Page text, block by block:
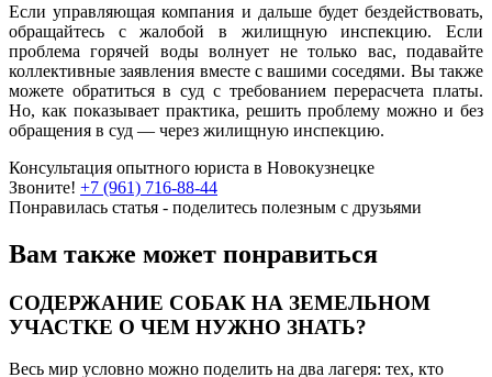
Если управляющая компания и дальше будет бездействовать,
обращайтесь с жалобой в жилищную инспекцию. Если
проблема горячей воды волнует не только вас, подавайте
коллективные за­явления вместе с вашими соседями. Вы также
можете обратить­ся в суд с требованием перерасчета платы.
Но, как показывает практика, решить проблему можно и без
обращения в суд — через жилищную инспекцию.
Консультация опытного юриста в Новокузнецке
Звоните! +7 (961) 716-88-44
Понравилась статья - поделитесь полезным с друзьями
Вам также может понравиться
СОДЕРЖАНИЕ СОБАК НА ЗЕМЕЛЬНОМ
УЧАСТКЕ О ЧЕМ НУЖНО ЗНАТЬ?
Весь мир условно можно поделить на два лагеря: тех, кто